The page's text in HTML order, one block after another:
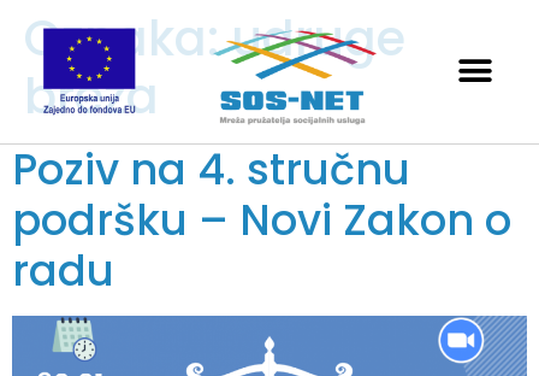
Oznaka:udruge
breza
Poziv na 4. stručnu
podršku – Novi Zakon o
radu